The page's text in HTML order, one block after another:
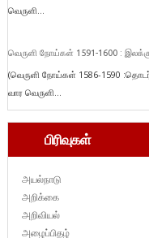
வெருளி...
வெருளி நோய்கள் 1591-1600 :
(வெருளி நோய்கள் 1586-1590
வார வெருளி...
பிரிவுகள்
அயல்நாடு
அறிக்கை
அறிவியல்
அழைப்பிதழ்